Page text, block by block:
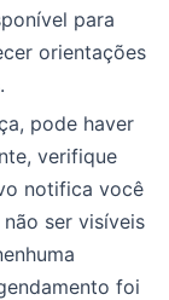
para
orientações
pode haver
verifique
notifica você
ser visíveis
foi